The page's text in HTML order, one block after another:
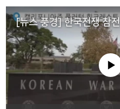
로
이
메
인
비
언어 선택
No media source